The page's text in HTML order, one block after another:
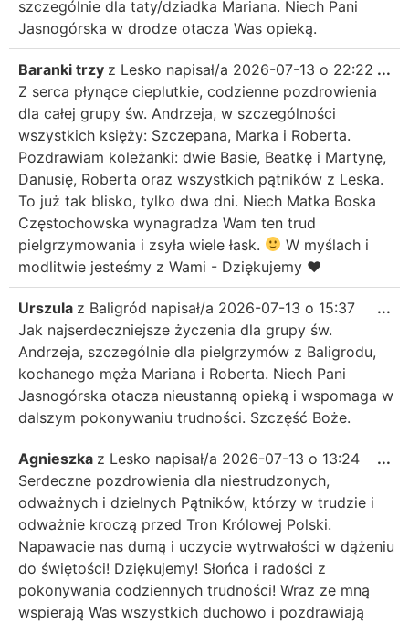
szczególnie dla taty/dziadka Mariana. Niech Pani
Jasnogórska w drodze otacza Was opieką.
Baranki trzy z Lesko napisał/a 2026-07-13 o 22:22
Z serca płynące cieplutkie, codzienne pozdrowienia
dla całej grupy św. Andrzeja, w szczególności
wszystkich księży: Szczepana, Marka i Roberta.
Pozdrawiam koleżanki: dwie Basie, Beatkę i Martynę,
Danusię, Roberta oraz wszystkich pątników z Leska.
To już tak blisko, tylko dwa dni. Niech Matka Boska
Częstochowska wynagradza Wam ten trud
pielgrzymowania i zsyła wiele łask.
W myślach i
modlitwie jesteśmy z Wami - Dziękujemy ♥️
...
Urszula z Baligród napisał/a 2026-07-13 o 15:37
Jak najserdeczniejsze życzenia dla grupy św.
Andrzeja, szczególnie dla pielgrzymów z Baligrodu,
kochanego męża Mariana i Roberta. Niech Pani
Jasnogórska otacza nieustanną opieką i wspomaga w
dalszym pokonywaniu trudności. Szczęść Boże.
...
Agnieszka z Lesko napisał/a 2026-07-13 o 13:24
Serdeczne pozdrowienia dla niestrudzonych,
odważnych i dzielnych Pątników, którzy w trudzie i
odważnie kroczą przed Tron Królowej Polski.
Napawacie nas dumą i uczycie wytrwałości w dążeniu
do świętości! Dziękujemy! Słońca i radości z
pokonywania codziennych trudności! Wraz ze mną
wspierają Was wszystkich duchowo i pozdrawiają
...